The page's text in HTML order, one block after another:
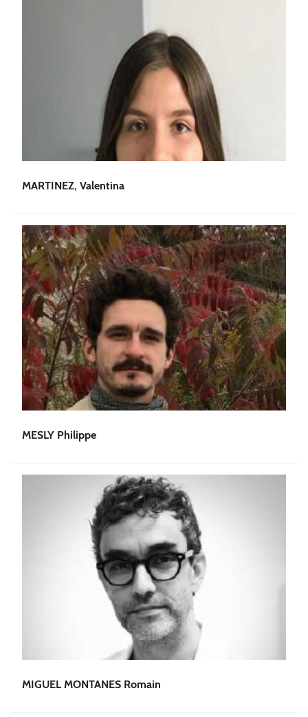
MARTINEZ, Valentina
MESLY Philippe
MIGUEL MONTANES Romain